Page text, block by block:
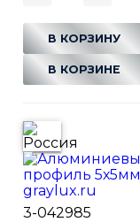
В КОРЗИНУ
В КОРЗИНЕ
3-042985